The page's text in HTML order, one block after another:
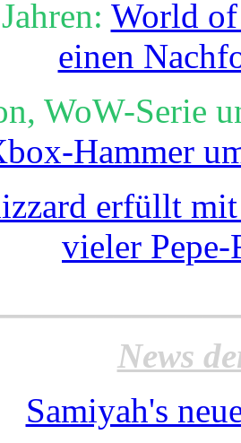
World
einen
WoW-Serie
Hammer
erfüllt mit
vieler Pepe-
News
Samiyah's